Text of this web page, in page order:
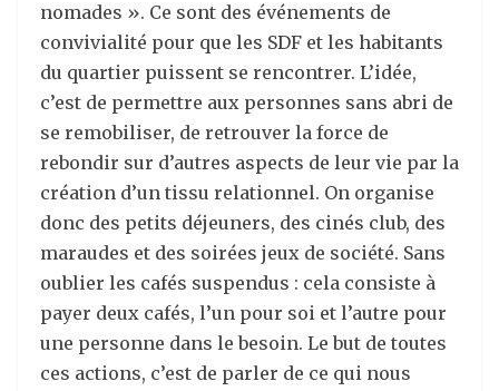
nomades ». Ce sont des événements de
convivialité pour que les SDF et les habitants
du quartier puissent se rencontrer. L’idée,
c’est de permettre aux personnes sans abri de
se remobiliser, de retrouver la force de
rebondir sur d’autres aspects de leur vie par la
création d’un tissu relationnel. On organise
donc des petits déjeuners, des cinés club, des
maraudes et des soirées jeux de société. Sans
oublier les cafés suspendus : cela consiste à
payer deux cafés, l’un pour soi et l’autre pour
une personne dans le besoin. Le but de toutes
ces actions, c’est de parler de ce qui nous